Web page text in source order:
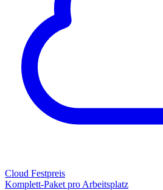
Cloud Festpreis
Komplett-Paket pro Arbeitsplatz